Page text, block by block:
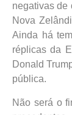
negativas de
Nova
Ainda há
réplicas da
Donald
pública.
Não será o